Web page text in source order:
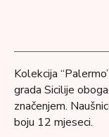
Kolekcija
grada Sicilije
značenjem.
boju 12 mjeseci.